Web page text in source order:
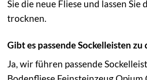
Sie die neue Fliese und lassen Sie
trocknen.
Gibt es passende Sockelleisten zu
Ja, wir führen passende